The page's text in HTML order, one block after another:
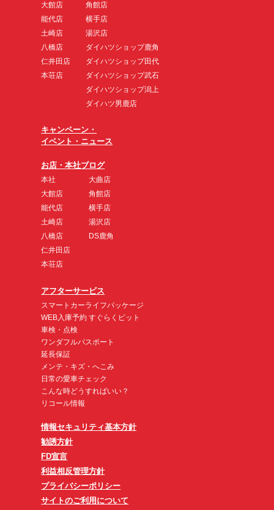
大館店
能代店
土崎店
八橋店
仁井田店
本荘店
角館店
横手店
湯沢店
ダイハツショップ鹿角
ダイハツショップ田代
ダイハツショップ武石
ダイハツショップ潟上
ダイハツ男鹿店
キャンペーン・
イベント・ニュース
お店・本社ブログ
本社
大館店
能代店
土崎店
八橋店
仁井田店
本荘店
大曲店
角館店
横手店
湯沢店
DS鹿角
アフターサービス
スマートカーライフパッケージ
WEB入庫予約 すぐらくピット
車検・点検
ワンダフルパスポート
延長保証
メンテ・キズ・へこみ
日常の愛車チェック
こんな時どうすればいい？
リコール情報
情報セキュリティ基本方針
勧誘方針
FD宣言
利益相反管理方針
プライバシーポリシー
サイトのご利用について